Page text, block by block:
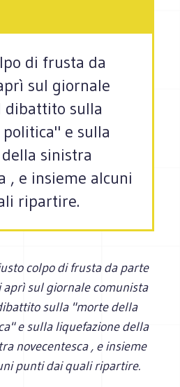
di frusta da
sul giornale
dibattito sulla
e sulla
sinistra
, e insieme alcuni
ripartire.
colpo di frusta da parte
aprì sul giornale comunista
sulla "morte della
e sulla liquefazione della
novecentesca , e insieme
punti dai quali ripartire.